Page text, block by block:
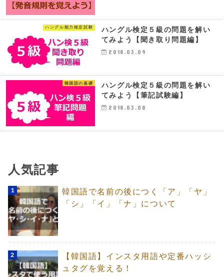
ハングル能力検定試験
ハングル検定５級の問題を解い
てみよう【聞き取り問題編】
2018.03.09
韓国語の基礎
ハングル検定５級の問題を解い
てみよう【筆記試験編】
2018.03.08
人気記事
韓国語で名前の後につく「ア」「ヤ」
「シ」「イ」「ナ」について
【韓国語】インスタ用語や定番ハッシ
ュタグを覚える！